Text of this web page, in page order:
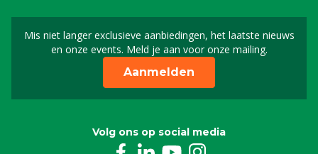
Mis niet langer exclusieve aanbiedingen, het laatste nieuws
en onze events. Meld je aan voor onze mailing.
Schrijf je in voor onze
Aanmelden
Volg ons op social media